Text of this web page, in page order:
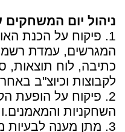
ניהול יום
1. פיקוח על הכנת
המגרשים, עמדת
כתיבה, לוח תוצאות,
לקבוצות וכיוצ"ב
2. פיקוח על הופעת
השחקניות
3. מתן מענה לבעיות